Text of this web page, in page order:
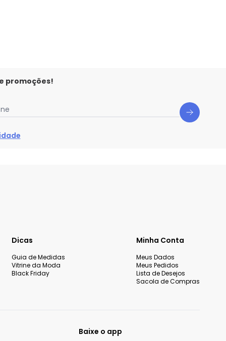
promoções!
Dicas
Guia de Medidas
Vitrine da Moda
Black Friday
Minha Conta
Meus Dados
Meus Pedidos
Lista de Desejos
Sacola de Compras
Baixe o app